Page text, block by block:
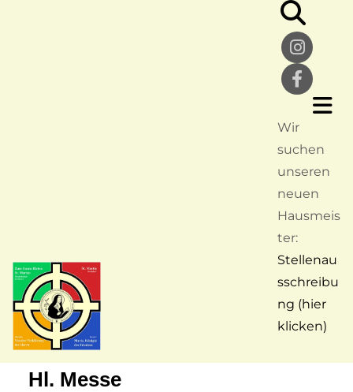
Wir
suchen
unseren
neuen
Hausmeis
ter:
Stellenau
sschreibu
ng (hier
klicken)
Hl. Messe